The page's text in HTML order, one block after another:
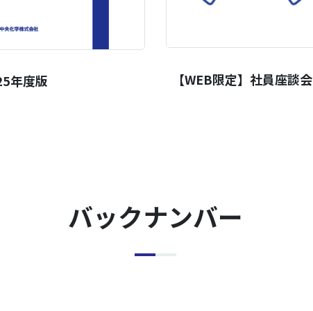
年度版 【WEB限定】社員座談会
バックナンバー